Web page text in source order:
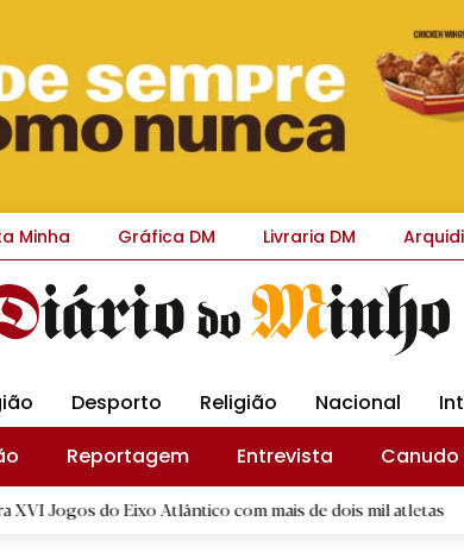
Minha Gráfica DM Livraria DM
Desporto Religião Nacional
Reportagem Entrevista
Canudo
Atlântico com mais de dois mil atletas | D.Flor